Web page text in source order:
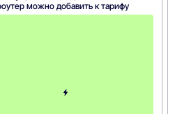
можно добавить к тарифу